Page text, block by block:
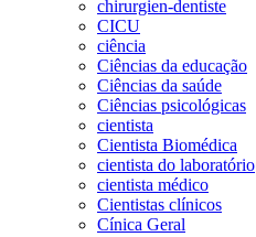
chirurgien-dentiste
CICU
ciência
Ciências da educação
Ciências da saúde
Ciências psicológicas
cientista
Cientista Biomédica
cientista do laboratório
cientista médico
Cientistas clínicos
Cínica Geral